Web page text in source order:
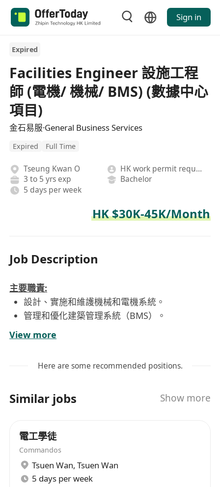
Sign in
Expired
Facilities Engineer 設施工程
師 (電機/ 機械/ BMS) (數據中心
項目)
金石易服·General Business Services
Expired Full Time
Tseung Kwan O
HK work permit required
3 to 5 yrs exp
Bachelor
5 days per week
HK $30K-45K/Month
Job Description
主要職責:
設計、實施和維護機械和電機系統。
管理和優化建築管理系統（BMS）。
制定和執行預防性維護計劃，提升設施性能。
行。
提供7x24小時緊急服務，確保在任何情況下都能
機械或電機工程學士學位或以上，具有相關專業
背景。
至少3年數據中心設施運營或維護經驗，熟悉
BMS操作者優先考慮。
View more
Here are some recommended positions.
Similar jobs Show more
電工學徒
Commandos
Tsuen Wan, Tsuen Wan
5 days per week